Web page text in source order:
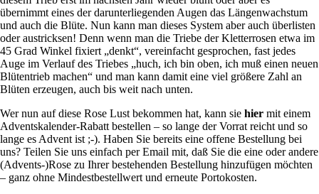
übernimmt eines der darunterliegenden Augen das Längenwachstum
und auch die Blüte. Nun kann man dieses System aber auch überlisten
oder austricksen! Denn wenn man die Triebe der Kletterrosen etwa im
45 Grad Winkel fixiert „denkt“, vereinfacht gesprochen, fast jedes
Auge im Verlauf des Triebes „huch, ich bin oben, ich muß einen neuen
Blütentrieb machen“ und man kann damit eine viel größere Zahl an
Blüten erzeugen, auch bis weit nach unten.
Wer nun auf diese Rose Lust bekommen hat, kann sie hier mit einem
Adventskalender-Rabatt bestellen – so lange der Vorrat reicht und so
lange es Advent ist ;-). Haben Sie bereits eine offene Bestellung bei
uns? Teilen Sie uns einfach per Email mit, daß Sie die eine oder andere
(Advents-)Rose zu Ihrer bestehenden Bestellung hinzufügen möchten
– ganz ohne Mindestbestellwert und erneute Portokosten.